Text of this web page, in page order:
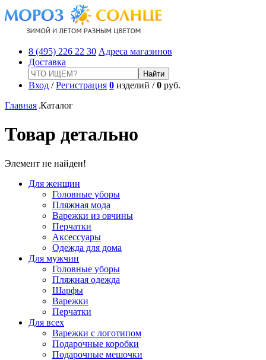
8 (495) 226 22 30 Адреса магазинов
Доставка
Вход /Регистрация 0 изделий /0 руб.
Главная Каталог
Товар детально
Элемент не найден!
Для женщин
Головные уборы
Пляжная мода
Варежки из овчины
Перчатки
Аксессуары
Одежда для дома
Для мужчин
Головные уборы
Пляжная одежда
Шарфы
Варежки
Перчатки
Для всех
Варежки с логотипом
Подарочные коробки
Подарочные мешочки